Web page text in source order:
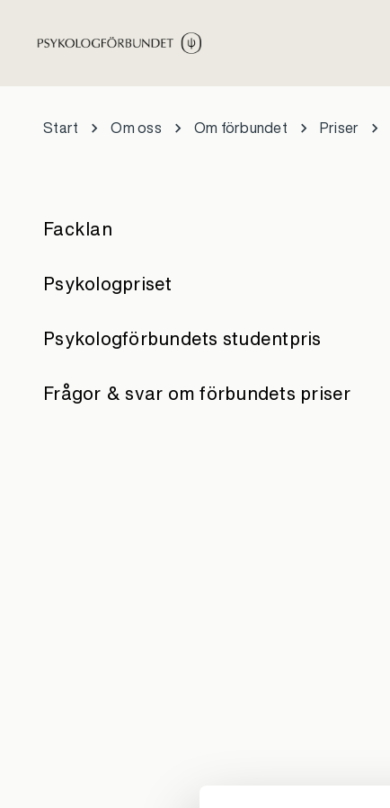
Start Om oss Om förbundet Priser
Facklan
Psykologpriset
Psykologförbundets studentpris
Frågor & svar om förbundets priser